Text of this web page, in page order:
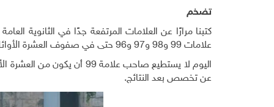
تضخم
كتبنا مرارًا عن العلامات المرتفعة جدًا في الثانوية
علامات 99 و98 و97 و96 حتى في صفوف العشرة الأوائل على ضفتي النهر.
اليوم لا يستطيع صاحب
عن تخصص بعد النتائج.